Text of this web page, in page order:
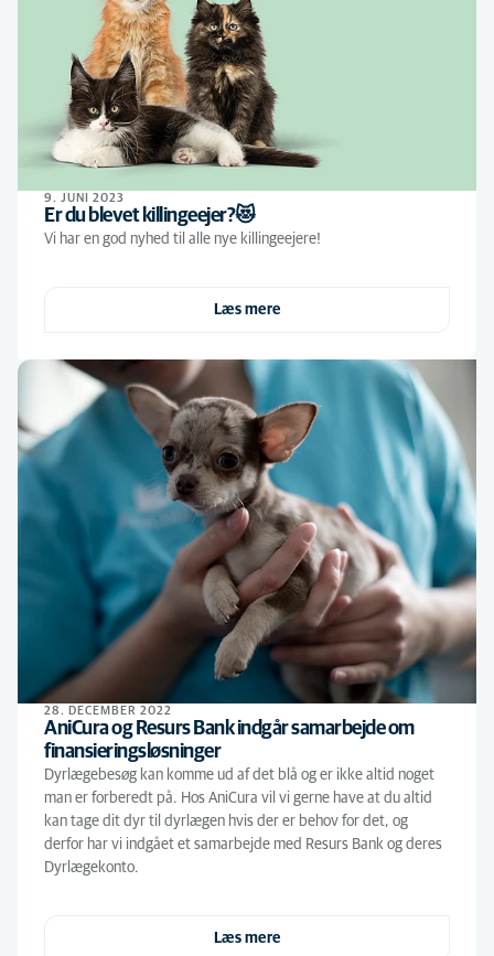
9. JUNI 2023
Er du blevet killingeejer?😻
Vi har en god nyhed til alle nye killingeejere!
Læs mere
28. DECEMBER 2022
AniCura og Resurs Bank indgår samarbejde om
finansieringsløsninger
Dyrlægebesøg kan komme ud af det blå og er ikke altid noget
man er forberedt på. Hos AniCura vil vi gerne have at du altid
kan tage dit dyr til dyrlægen hvis der er behov for det, og
derfor har vi indgået et samarbejde med Resurs Bank og deres
Dyrlægekonto.
Læs mere